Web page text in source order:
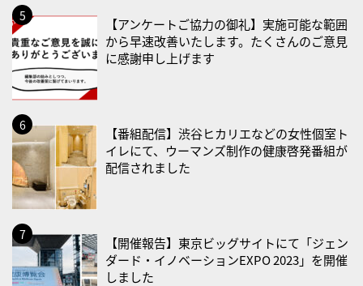
2026/08/25(火)
・いたわり肌の日
2026/08/26(水)
・風呂の日
2026/08/29(土)
・筋肉強化の日
2026/08/30(日)
・ＥＰＡの日
2026/08/31(月)
・菜の日
・血管内破砕術（IVL）の日
【アンケートご協力の御礼】実施可能な範囲
から早速改善いたします。たくさんのご意見
に感謝申し上げます
【番組配信】渋谷ヒカリエなどの女性個室ト
イレにて、ウーマンズ制作の健康啓発番組が
配信されました
【開催報告】東京ビッグサイトにて「ジェン
ダード・イノベーションEXPO 2023」を開催
しました